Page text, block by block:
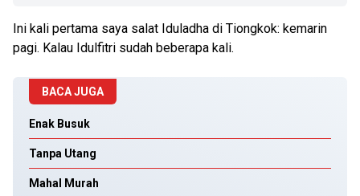
Ini kali pertama saya salat Iduladha di Tiongkok: kemarin
pagi. Kalau Idulfitri sudah beberapa kali.
BACA JUGA
Enak Busuk
Tanpa Utang
Mahal Murah